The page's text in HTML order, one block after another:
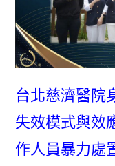
台北慈濟醫院
失效模式與效
作人員暴力處